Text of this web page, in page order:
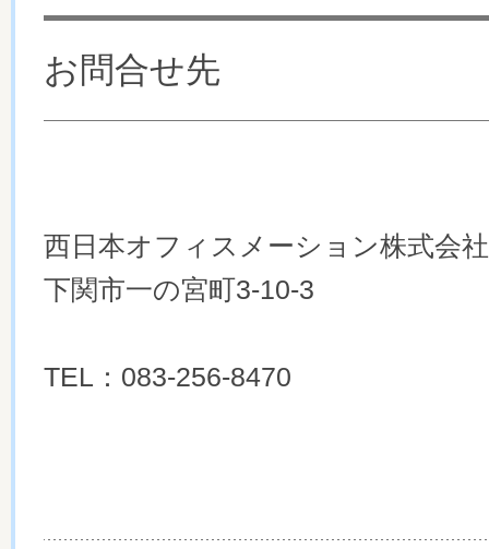
お問合せ先
西日本オフィスメーション株式会社
下関市一の宮町3-10-3
TEL：083-256-8470